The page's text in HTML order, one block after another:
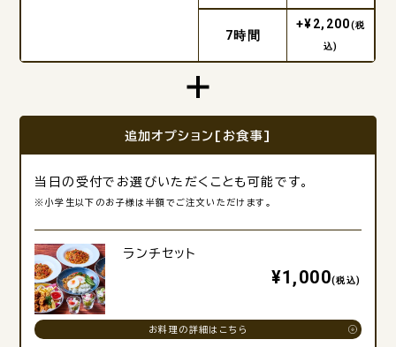
7時間
+¥2,200(税
込)
追加オプション[お食事]
当日の受付でお選びいただくことも可能です。
※小学生以下のお子様は半額でご注文いただけます。
ランチセット
¥1,000(税込)
お料理の詳細はこちら